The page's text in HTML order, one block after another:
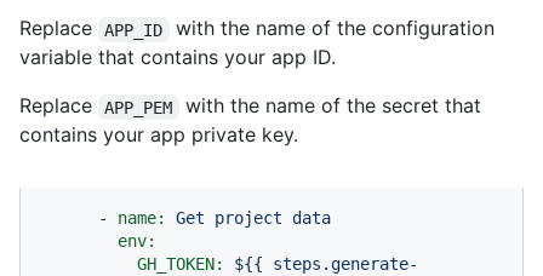
Replace
APP_ID
with the name of the configuration
variable that contains your app ID.
Replace
APP_PEM
with the name of the secret that
contains your app private key.
- name: Get project data
env:
GH_TOKEN:
${{
steps.generate-